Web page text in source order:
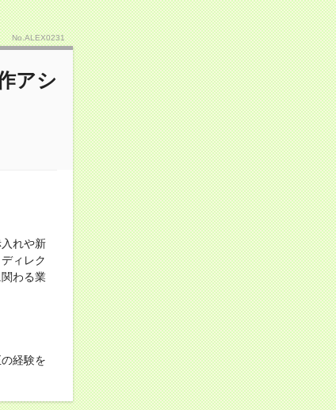
No.ALEX0231
アシ
れや新
ィレク
わる業
経験を